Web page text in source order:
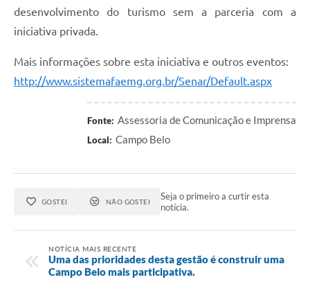
desenvolvimento do turismo sem a parceria com a
iniciativa privada.
Mais informações sobre esta iniciativa e outros eventos:
http://www.sistemafaemg.org.br/Senar/Default.aspx
Fonte: Assessoria de Comunicação e Imprensa
Local: Campo Belo
GOSTEI NÃO GOSTEI
Seja o primeiro a curtir esta
notícia.
NOTÍCIA MAIS RECENTE
Uma das prioridades desta gestão é construir uma
Campo Belo mais participativa.